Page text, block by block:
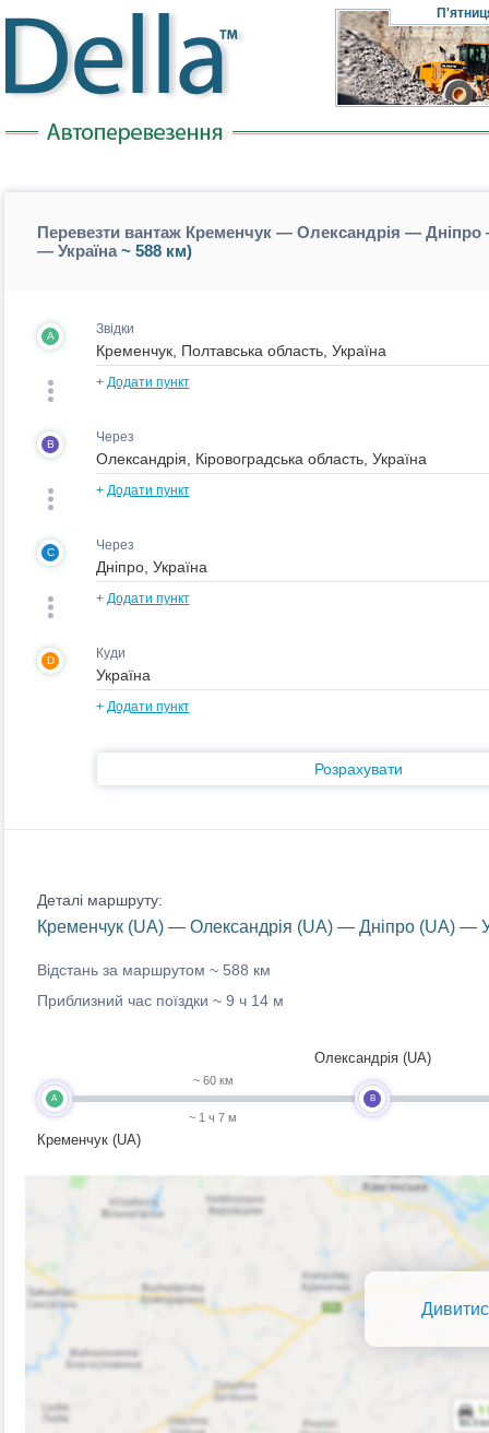
Перевезти вантаж Кременчук — Олександрія —
— Україна~ 588 км)
A Звідки
+ Додати пункт
B Через
+ Додати пункт
C Через
+ Додати пункт
D Куди
+ Додати пункт
Розрахувати
Деталі маршруту:
Кременчук (UA) — Олександрія (UA) — Дніпро (UA) —
Відстань за маршрутом ~ 588 км
Приблизний час поїздки ~ 9 ч 14 м
A
Кременчук (UA)
~ 60 км
~ 1 ч 7 м
B
Олександрія (UA)